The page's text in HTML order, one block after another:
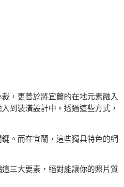
，更善於將宜蘭的在地元素融入
入到裝潢設計中。透過這些方式，
。而在宜蘭，這些獨具特色的網
這三大要素，絕對能讓你的照片質